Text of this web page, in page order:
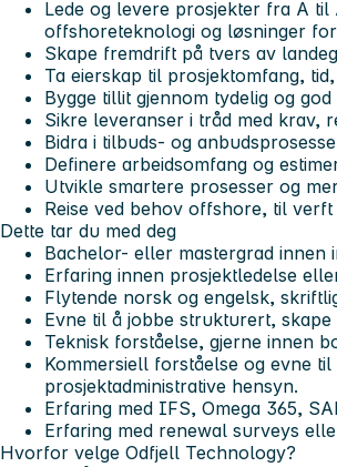
Lede og levere prosjekter fra A
offshoreteknologi og løsninger
Skape fremdrift på tvers av
Ta eierskap til prosjektomfang,
Bygge tillit gjennom tydelig og
Sikre leveranser i tråd med krav,
Bidra i tilbuds- og
Definere arbeidsomfang og
Utvikle smartere prosesser og
Reise ved behov offshore, til
Dette tar du med deg
Bachelor- eller mastergrad
Erfaring innen prosjektledelse
Flytende norsk og engelsk,
Evne til å jobbe strukturert,
Teknisk forståelse, gjerne innen
Kommersiell forståelse og evne
prosjektadministrative hensyn.
Erfaring med IFS, Omega 365,
Erfaring med renewal surveys
Hvorfor velge Odfjell Technology?